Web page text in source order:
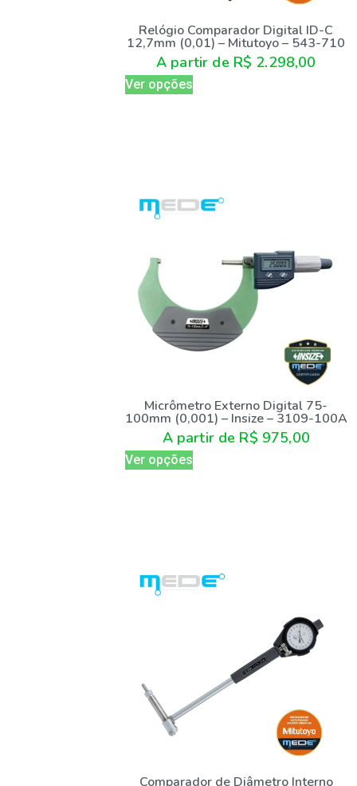
Relógio Comparador Digital ID-C
12,7mm (0,01) – Mitutoyo – 543-710
A partir de R$ 2.298,00
Ver opções
Micrômetro Externo Digital 75-
100mm (0,001) – Insize – 3109-100A
A partir de R$ 975,00
Ver opções
Comparador de Diâmetro Interno